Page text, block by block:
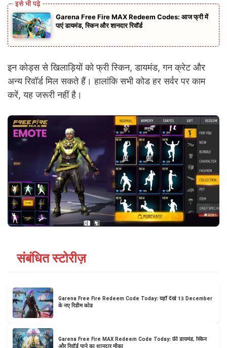
Garena Free Fire MAX Redeem Codes: आज फ्री में
पाएं डायमंड, स्किन और शानदार रिवॉर्ड
इन कोड्स से खिलाड़ियों को फ्री स्किन, डायमंड, गन क्रेट और
अन्य रिवॉर्ड मिल सकते हैं। हालांकि सभी कोड हर सर्वर पर काम
करें, यह जरूरी नहीं है।
संबंधित स्टोरीज़
Garena Free Fire Redeem Code Today: यहाँ देखे 13 December
के नए रिडीम कोड
Garena Free Fire MAX Redeem Code Today: फ्री डायमंड, स्किन
और रिवॉर्ड पाने का शानदार मौका